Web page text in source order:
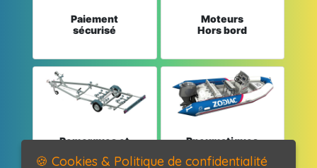
Paiement
sécurisé
Moteurs
Hors bord
Remorques et
Pneumatiques
🍪 Cookies & Politique de confidentialité